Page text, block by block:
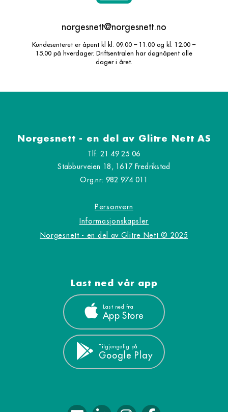
norgesnett@norgesnett.no
Kundesenteret er åpent kl kl. 09.00 – 11.00 og kl. 12.00 –
15.00 på hverdager. Driftsentralen har døgnåpent alle
dager i året.
Norgesnett - en del av Glitre Nett AS
Tlf: 21 49 25 06
Stabburveien 18, 1617 Fredrikstad
Org.nr: 982 974 011
Personvern
Informasjonskapsler
Norgesnett - en del av Glitre Nett © 2025
Last ned vår app
Last ned fra
App Store
Tilgjengelig på
Google Play